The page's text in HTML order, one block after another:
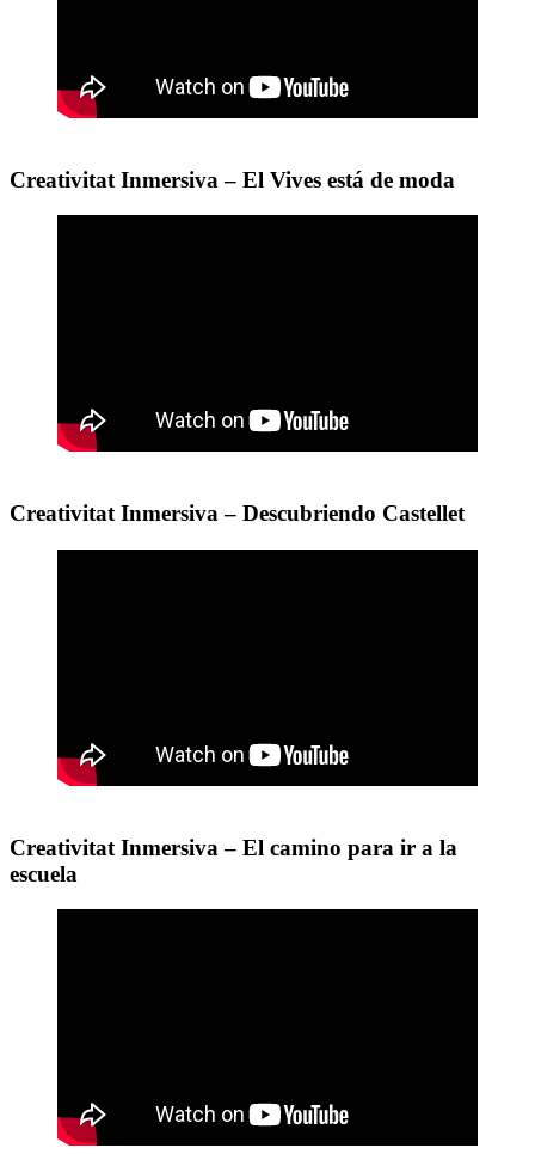
Creativitat Inmersiva – El Vives está de moda
Creativitat Inmersiva – Descubriendo Castellet
Creativitat Inmersiva – El camino para ir a la
escuela